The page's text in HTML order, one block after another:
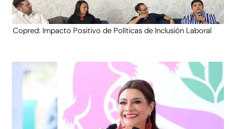
Copred: Impacto Positivo de Políticas de Inclusión Laboral